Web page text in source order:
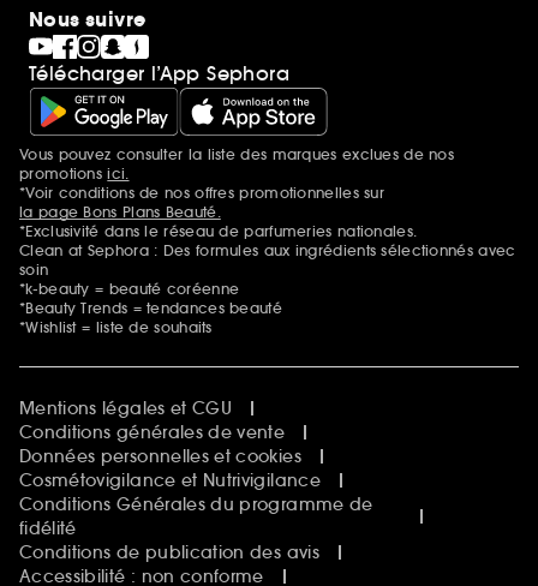
Nous suivre
Télécharger l’App Sephora
Mentions additionnelles
Vous pouvez consulter la liste des marques exclues de nos
promotionsici.
*Voir conditions de nos offres promotionnelles sur
la page Bons Plans Beauté.
*Exclusivité dans le réseau de parfumeries nationales.
Clean at Sephora : Des formules aux ingrédients sélectionnés avec
soin
*k-beauty = beauté coréenne
*Beauty Trends = tendances beauté
*Wishlist = liste de souhaits
Mentions légales et CGU
Conditions générales de vente
Données personnelles et cookies
Cosmétovigilance et Nutrivigilance
Conditions Générales du programme de
fidélité
Conditions de publication des avis
Accessibilité : non conforme